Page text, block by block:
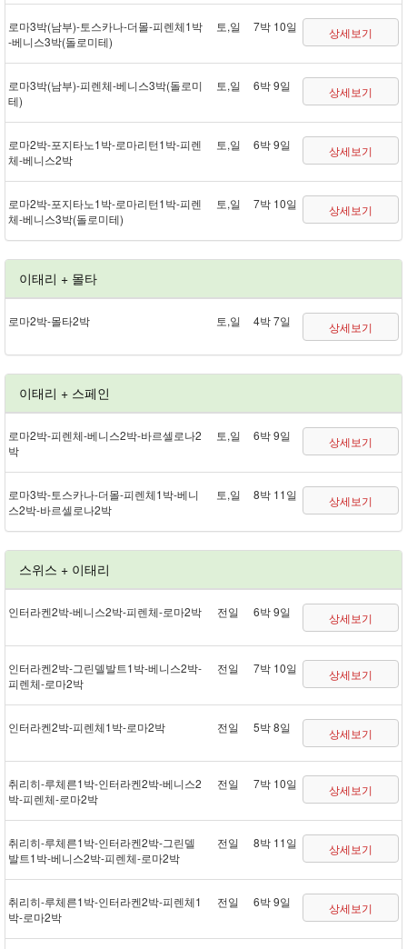
로마 3박(남부) - 토스카나 - 더몰 - 피렌체 1박
- 베니스 3박(돌로미테)
토,일 7박 10일 상세보기
로마 3박(남부) - 피렌체 - 베니스 3박(돌로미
테)
토,일 6박 9일 상세보기
로마 2박 - 포지타노 1박 - 로마리턴 1박 - 피렌
체 - 베니스 2박
토,일 6박 9일 상세보기
로마 2박 - 포지타노 1박 - 로마리턴 1박 - 피렌
체 - 베니스 3박(돌로미테)
토,일 7박 10일 상세보기
이태리 + 몰타
로마 2박 - 몰타 2박 토,일 4박 7일 상세보기
이태리 + 스페인
로마 2박 - 피렌체 - 베니스 2박 - 바르셀로나 2
박
토,일 6박 9일 상세보기
로마 3박 - 토스카나 - 더몰 - 피렌체 1박 - 베니
스 2박 - 바르셀로나 2박
토,일 8박 11일 상세보기
스위스 + 이태리
인터라켄 2박 - 베니스 2박 - 피렌체 - 로마 2박 전일 6박 9일 상세보기
인터라켄 2박 - 그린델발트 1박 - 베니스 2박 -
피렌체 - 로마 2박
전일 7박 10일 상세보기
인터라켄 2박 - 피렌체 1박 - 로마 2박 전일 5박 8일 상세보기
취리히 - 루체른 1박 - 인터라켄 2박 - 베니스 2
박 - 피렌체 - 로마 2박
전일 7박 10일 상세보기
취리히 - 루체른 1박 - 인터라켄 2박 - 그린델
발트 1박 - 베니스 2박 - 피렌체 - 로마 2박
전일 8박 11일 상세보기
취리히 - 루체른 1박 - 인터라켄 2박 - 피렌체 1
박 - 로마 2박
전일 6박 9일 상세보기